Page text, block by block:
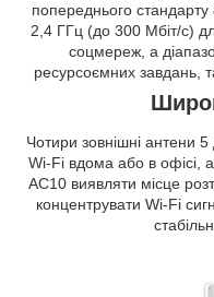
попереднього
2,4 ГГц (до 300 Мбіт/с)
соцмереж, а
ресурсоємних завдань,
Чотири зовнішні антени
Wi-Fi вдома або в офісі,
AC10 виявляти місце
концентрувати Wi-Fi